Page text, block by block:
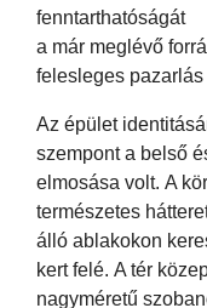
fenntarthatóságát
a már meglévő
felesleges
Az épület
szempont a belső
elmosása volt. A
természetes
álló ablakokon
kert felé. A tér
nagyméretű